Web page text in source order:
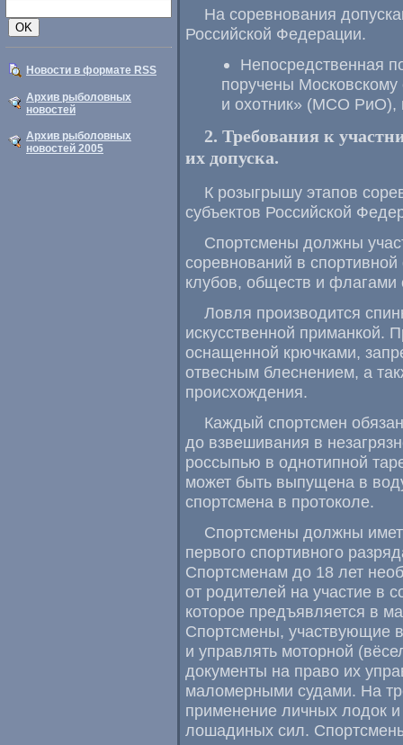
Новости в формате RSS
Архив рыболовных
новостей
Архив рыболовных
новостей 2005
На соревнования
Российской Федерации.
Непосредственная
поручены
и охотник» (МСО РиО),
2. Требования к
их допуска.
К розыгрышу этапов
субъектов Российской
Спортсмены должны
соревнований в
клубов, обществ и флагами
Ловля производится
искусственной приманкой.
оснащенной крючками,
отвесным блеснением, а
происхождения.
Каждый спортсмен
до взвешивания в
россыпью в однотипной
может быть выпущена в
спортсмена в протоколе.
Спортсмены должны
первого спортивного
Спортсменам до 18 лет
от родителей на участие в
которое предъявляется в
Спортсмены, участвующие
и управлять моторной
документы на право их
маломерными судами. На
применение личных лодок
лошадиных сил.